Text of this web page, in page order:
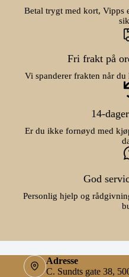
Betal trygt med kort, Vipps
Fri frakt på
Vi spanderer frakten når
14-
Er du ikke fornøyd med
God
Personlig hjelp og
Adresse
C. Sundts gate 38,